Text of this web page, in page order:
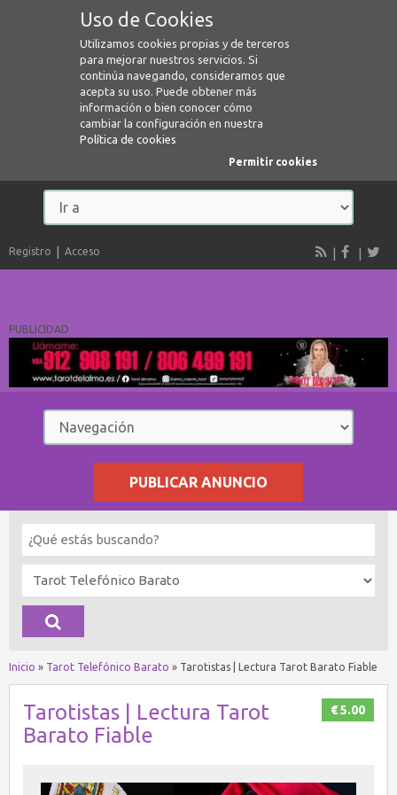
Uso de Cookies
Utilizamos cookies propias y de terceros
para mejorar nuestros servicios. Si
continúa navegando, consideramos que
acepta su uso. Puede obtener más
información o bien conocer cómo
cambiar la configuración en nuestra
Política de cookies
Permitir cookies
Registro Acceso
PUBLICIDAD
PUBLICAR ANUNCIO
Inicio » Tarot Telefónico Barato » Tarotistas | Lectura Tarot Barato Fiable
€ 5.00
Tarotistas | Lectura Tarot
Barato Fiable